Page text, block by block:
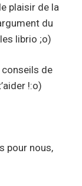
plaisir de la
du
librio ;o)
conseils de
!:o)
pour nous,